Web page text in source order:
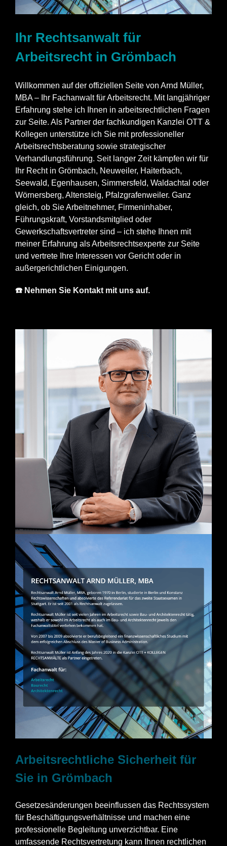
Ihr Rechtsanwalt für
Arbeitsrecht in Grömbach
Willkommen auf der offiziellen Seite von Arnd Müller,
MBA – Ihr Fachanwalt für Arbeitsrecht. Mit langjähriger
Erfahrung stehe ich Ihnen in arbeitsrechtlichen Fragen
zur Seite. Als Partner der fachkundigen Kanzlei OTT &
Kollegen unterstütze ich Sie mit professioneller
Arbeitsrechtsberatung sowie strategischer
Verhandlungsführung. Seit langer Zeit kämpfen wir für
Ihr Recht in Grömbach, Neuweiler, Haiterbach,
Seewald, Egenhausen, Simmersfeld, Waldachtal oder
Wörnersberg, Altensteig, Pfalzgrafenweiler. Ganz
gleich, ob Sie Arbeitnehmer, Firmeninhaber,
Führungskraft, Vorstandsmitglied oder
Gewerkschaftsvertreter sind – ich stehe Ihnen mit
meiner Erfahrung als Arbeitsrechtsexperte zur Seite
und vertrete Ihre Interessen vor Gericht oder in
außergerichtlichen Einigungen.
☎️ Nehmen Sie Kontakt mit uns auf.
Arbeitsrechtliche Sicherheit für
Sie in Grömbach
Gesetzesänderungen beeinflussen das Rechtssystem
für Beschäftigungsverhältnisse und machen eine
professionelle Begleitung unverzichtbar. Eine
umfassende Rechtsvertretung kann Ihnen rechtlichen